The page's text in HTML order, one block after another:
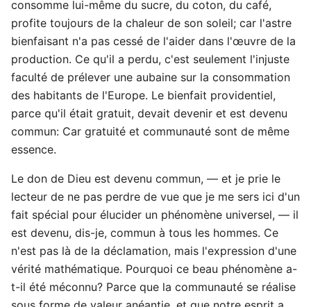
consomme lui-même du sucre, du coton, du café,
profite toujours de la chaleur de son soleil; car l'astre
bienfaisant n'a pas cessé de l'aider dans l'œuvre de la
production. Ce qu'il a perdu, c'est seulement l'injuste
faculté de prélever une aubaine sur la consommation
des habitants de l'Europe. Le bienfait providentiel,
parce qu'il était gratuit, devait devenir et est devenu
commun: Car gratuité et communauté sont de même
essence.
Le don de Dieu est devenu commun, — et je prie le
lecteur de ne pas perdre de vue que je me sers ici d'un
fait spécial pour élucider un phénomène universel, — il
est devenu, dis-je, commun à tous les hommes. Ce
n'est pas là de la déclamation, mais l'expression d'une
vérité mathématique. Pourquoi ce beau phénomène a-
t-il été méconnu? Parce que la communauté se réalise